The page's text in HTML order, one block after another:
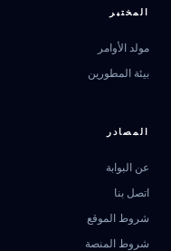
المختبر
مولد الأوامر
بيئة المطورين
المصادر
عن البوابة
اتصل بنا
شروط الموقع
شروط المنصة